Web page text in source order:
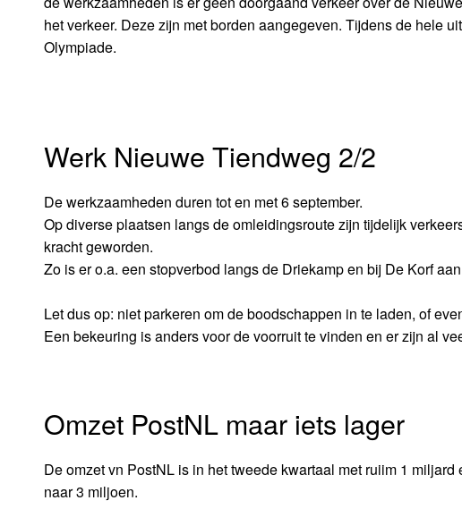
het verkeer. Deze zijn met borden aangegeven. Tijdens de hele
Olympiade.
Werk Nieuwe Tiendweg 2/2
De werkzaamheden duren tot en met 6 september.
Op diverse plaatsen langs de omleidingsroute zijn tijdelijk
kracht geworden.
Zo is er o.a. een stopverbod langs de Driekamp en bij De Korf
Let dus op: niet parkeren om de boodschappen in te laden, of
Een bekeuring is anders voor de voorruit te vinden en er zijn al
Omzet PostNL maar iets lager
De omzet vn PostNL is in het tweede kwartaal met ruiim 1
naar 3 miljoen.